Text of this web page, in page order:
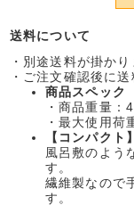
送料について
・別途送料が掛かり
・ご注文確認後に
商品スペック
・商品重量：
・最大使用荷
【コンパクト】
風呂敷のよう
す。
繊維製なので
す。